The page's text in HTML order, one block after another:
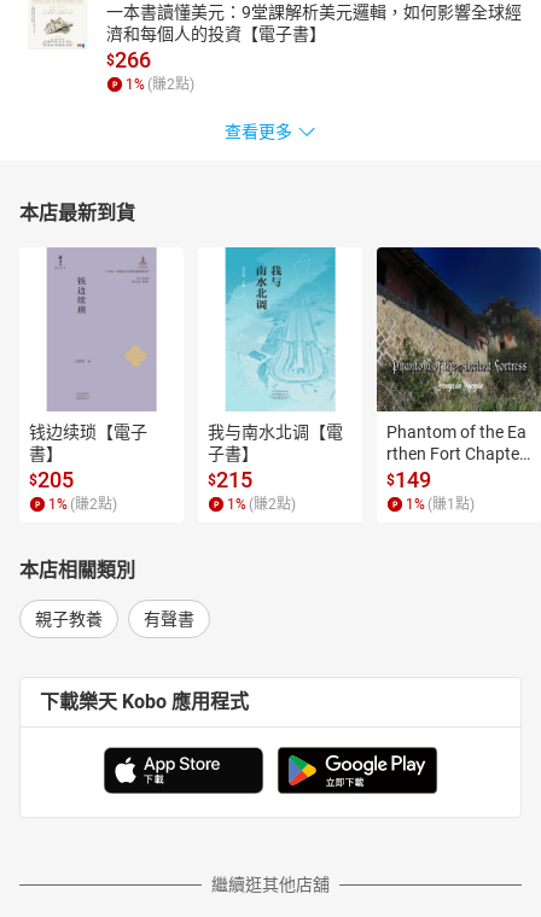
一本書讀懂美元：9堂課解析美元邏輯，如何影響全球經
濟和每個人的投資【電子書】
$266
1% (賺2點)
查看更多
本店最新到貨
钱边续琐【電子
書】
$205
1 % (賺2點)
我与南水北调【電
子書】
$215
1 % (賺2點)
Phantom of the Ea
rthen Fort Chapter
4【有聲書】
$149
1 % (賺1 點)
本店相關類別
親子教養 有聲書
下載樂天 Kobo 應用程式
繼續逛其他店舖